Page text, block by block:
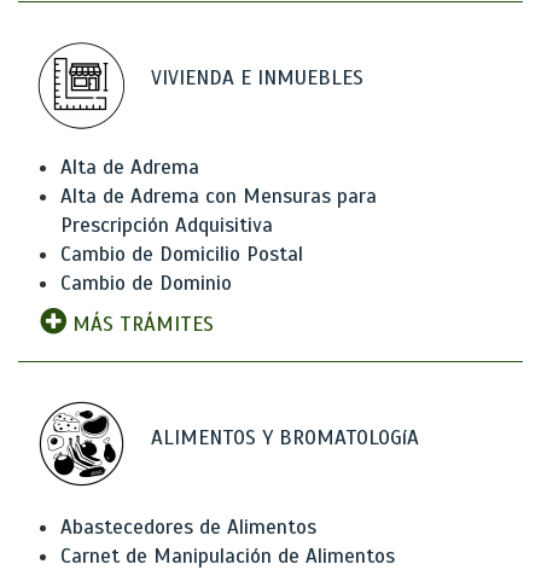
VIVIENDA E INMUEBLES
Alta de Adrema
Alta de Adrema con Mensuras para
Prescripción Adquisitiva
Cambio de Domicilio Postal
Cambio de Dominio
MÁS TRÁMITES
ALIMENTOS Y BROMATOLOGíA
Abastecedores de Alimentos
Carnet de Manipulación de Alimentos